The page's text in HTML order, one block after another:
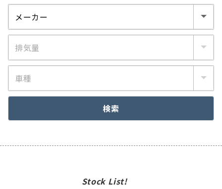
の
ペ
ー
ジ
送
り
検索
Stock List!